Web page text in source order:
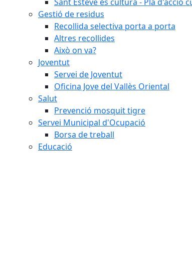
Gestió de residus
Recollida selectiva porta a porta
Altres recollides
Això on va?
Joventut
Servei de Joventut
Oficina Jove del Vallès Oriental
Salut
Prevenció mosquit tigre
Servei Municipal d'Ocupació
Borsa de treball
Educació